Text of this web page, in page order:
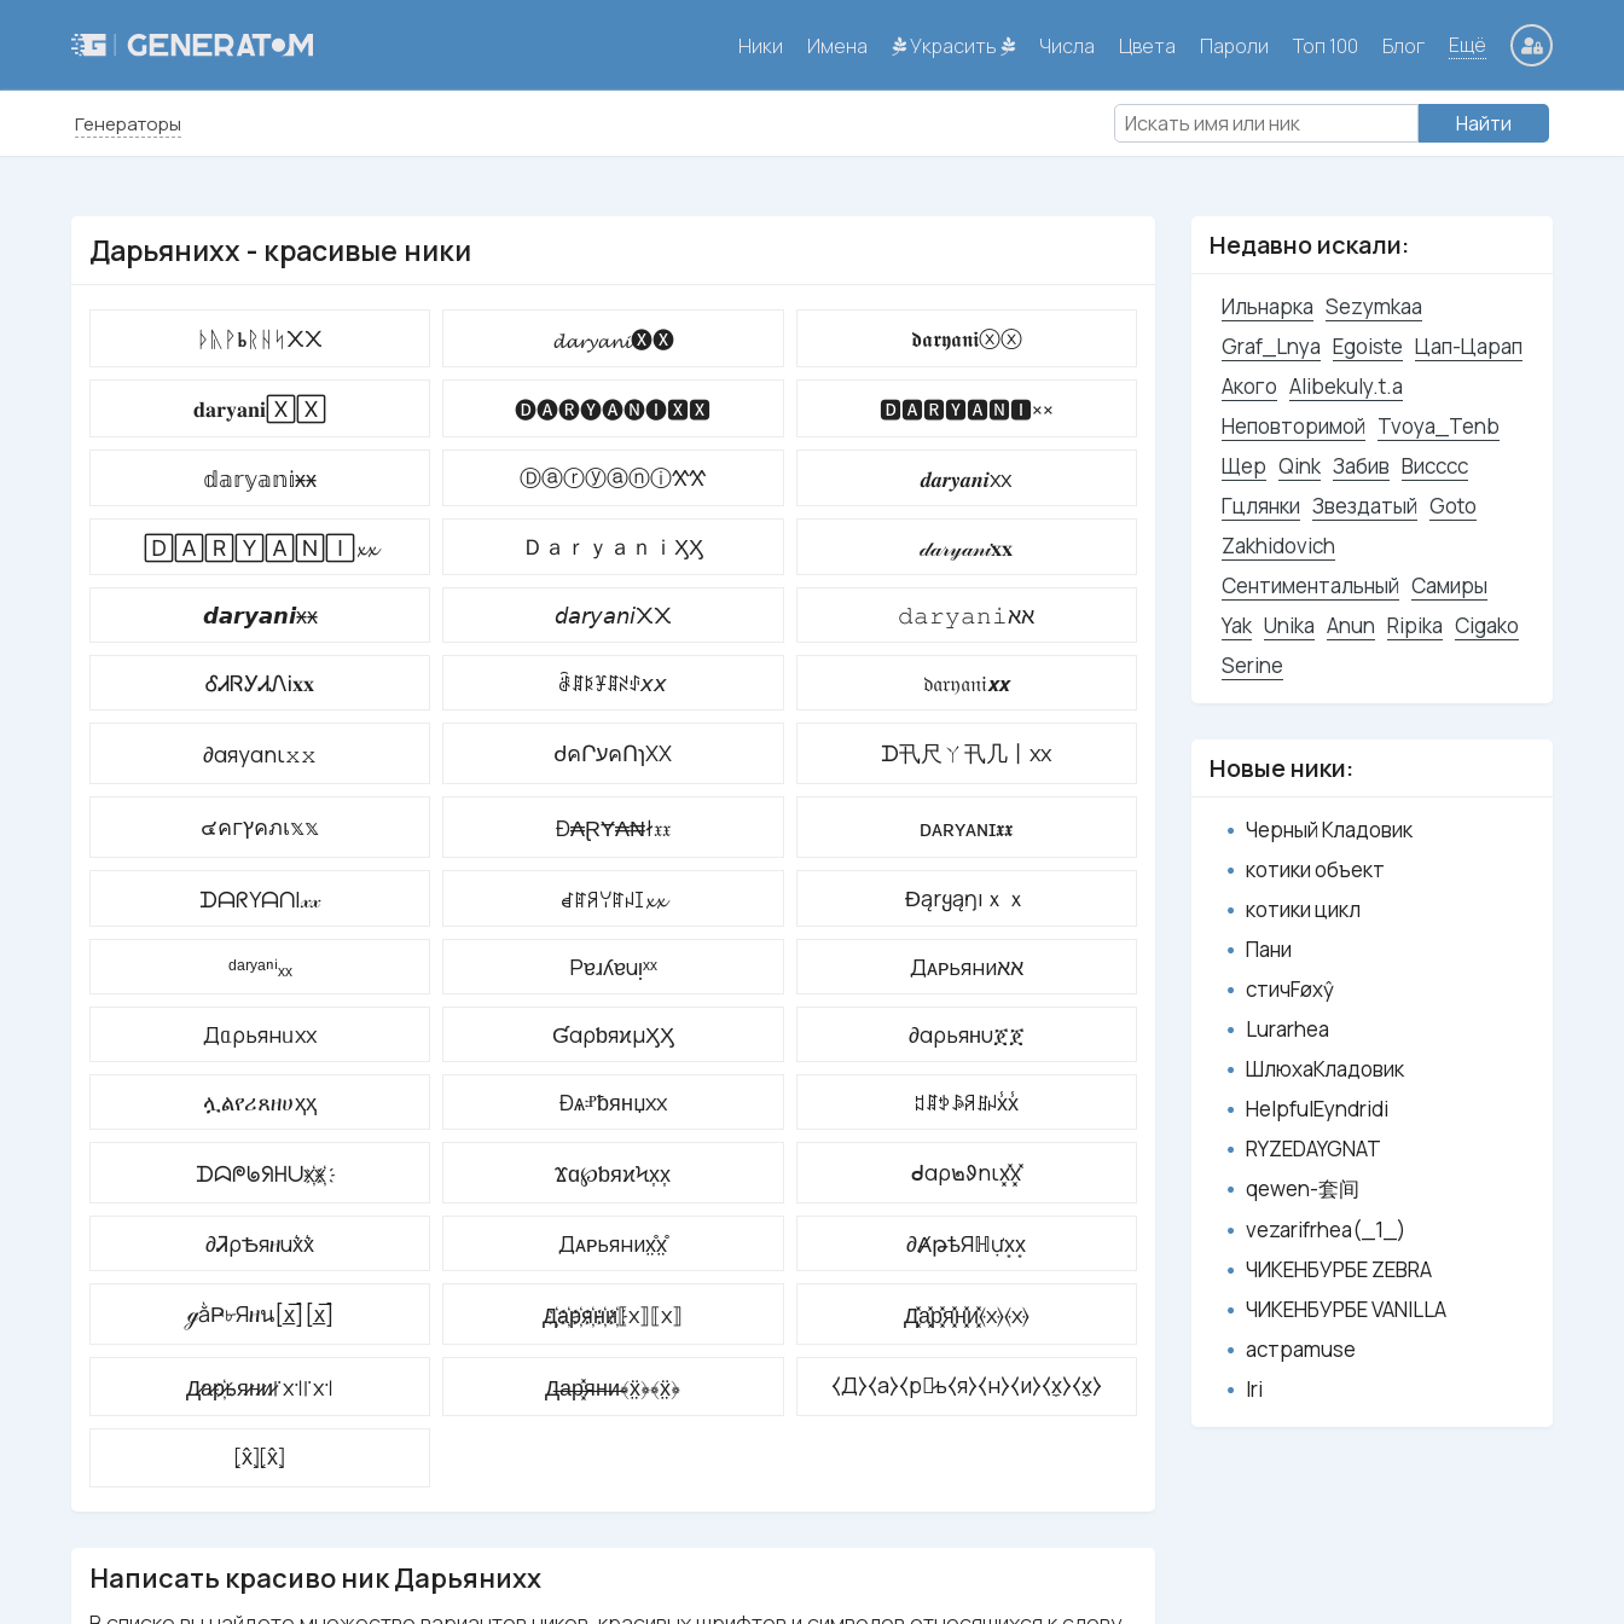
Ники Имена Украсить Числа Цвета Пароли Топ 100 Блог Ещё
Генераторы Найти
Дарьяниxx - красивые ники
ᚦᚣᚹⰓᚱᚺᛋ᙭᙭ 𝓭𝓪𝓻𝔂𝓪𝓷𝓲🅧🅧 𝖉𝖆𝖗𝖞𝖆𝖓𝖎ⓧⓧ
𝐝𝐚𝐫𝐲𝐚𝐧𝐢🅇🅇 🅓🅐🅡🅨🅐🅝🅘🆇🆇 🅳🅰🆁🆈🅰🅽🅸××
𝕕𝕒𝕣𝕪𝕒𝕟𝕚ӿӿ Ⓓⓐⓡⓨⓐⓝⓘ𐋄𐋄 𝒅𝒂𝒓𝒚𝒂𝒏𝒊xx
🄳🄰🅁🅈🄰🄽🄸𝔁𝔁 ＤａｒｙａｎｉӼӼ 𝒹𝒶𝓇𝓎𝒶𝓃𝒾𝐱𝐱
𝙙𝙖𝙧𝙮𝙖𝙣𝙞ӿӿ 𝘥𝘢𝘳𝘺𝘢𝘯𝘪᙭᙭ 𝚍𝚊𝚛𝚢𝚊𝚗𝚒אא
ᎴᏗᏒᎩᏗᏁᎥ𝐱𝐱 ꂠꁲꌅꐞꁲꋊꂑ𝘹𝘹 𝔡𝔞𝔯𝔶𝔞𝔫𝔦𝙭𝙭
∂αяуαηι𝚡𝚡 ᲫคՐעคՈɿXX ᗪ卂尺ㄚ卂几丨χχ
๔คгץคภเ𝕩𝕩 Đ₳ⱤɎ₳₦ł𝔵𝔵 ᴅᴀʀʏᴀɴɪ𝖝𝖝
ᗪᗩᖇYᗩᑎI𝓍𝓍 ꀸꍏꋪꌩꍏꈤꀤ𝔁𝔁 Ɖąrყąŋıｘｘ
ᵈᵃʳʸᵃⁿⁱₓₓ Pɐɹʎɐuᴉˣˣ Дᴀᴩьяниאא
Дᥲρьянᥙxx ƓαρƅяϰμӼӼ ∂αρьяʜυጀጀ
ሏልየሪጸዘሀҳҳ Đѧⱀƀᴙʜџxx ꅓꁲꉣꎪꋪꍬꈤx̾x̾
ᗪᗣᖘᖚᖆᕼᑌx҉x҉ Ϫɑ℘ƅᴙϰϞx͎x͎ ᑯαρ๒ᱽηιx͓̽x͓̽
∂ᏘρѢяዘux͛x͛ Дᴀᴘьяниx̤̊x̤̊ ∂ȺթѣЯℍựx͙x͙
ℊằҎ৮Яዘน[x̲̅][x̲̅] Д҉а҉р҉я҉н҉и҉⟦x⟧⟦x⟧ Д͓̽а͓̽р͓̽я͓̽н͓̽и͓̽⦑x⦒⦑x⦒
Д̷а̷р̷҉ья̷н̷и̷꜍x꜉꜍x꜉ Д̶а̶р̶͓̽я̶н̶и̶﴾ẍ̤﴿﴾ẍ̤﴿ ⧼Д⧽⧼а⧽⧼р⧽̷ь⧼я⧽⧼н⧽⧼и⧽⧼x̼⧽⧼x̼⧽
⦏x̂⦎⦏x̂⦎
Написать красиво ник Дарьяниxx
Недавно искали:
Ильнарка Sezymkaa
Graf_Lnya Egoiste Цап-Царап
Акого Alibekuly.t.a
Неповторимой Tvoya_Tenb
Щер Qink Забив Висссс
Гцлянки Звездатый Goto
Zakhidovich
Сентиментальный Самиры
Yak Unika Anun Ripika Cigako
Serine
Новые ники:
Черный Кладовик
котики объект
котики цикл
Пани
стичFøxŷ
Lurarhea
ШлюхаКладовик
HelpfulEyndridi
RYZEDAYGNAT
qewen-套间
vezarifrhea(_1_)
ЧИКЕНБУРБЕ ZEBRA
ЧИКЕНБУРБЕ VANILLA
астраmuse
Iri